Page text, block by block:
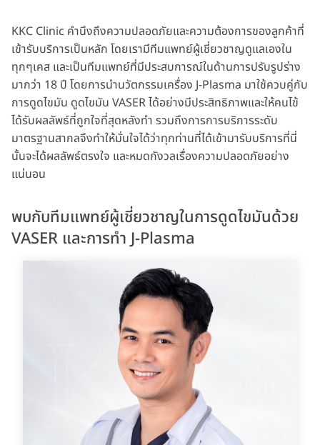
KKC Clinic คำนึงถึงความปลอดภัยและความต้องการของลูกค้าที่
เข้ารับบริการเป็นหลัก โดยเรามีทีมแพทย์ผู้เชี่ยวชาญดูแลเองใน
ทุกๆเคส และเป็นทีมแพทย์ที่มีประสบการณ์ในด้านการปรับรูปร่าง
มากว่า 18 ปี โดยการนำนวัตกรรมเครื่อง J-Plasma มาใช้ควบคู่กับ
การดูดไขมัน ดูดไขมัน VASER ได้อย่างมีประสิทธิภาพและให้คนไข้
ได้รับผลลัพธ์ที่ถูกใจที่สุดหลังทำ รวมถึงการการบริการระดับ
มาตรฐานสากลจึงทำให้มั่นใจได้ว่าทุกท่านที่ได้เข้ามารับบริการที่นี่
นั้นจะได้ผลลัพธ์ตรงใจ และหมดกังวลเรื่องความปลอดภัยอย่าง
แน่นอน
พบกับทีมแพทย์ผู้เชี่ยวชาญในการดูดไขมันด้วย
VASER และการทำ J-Plasma